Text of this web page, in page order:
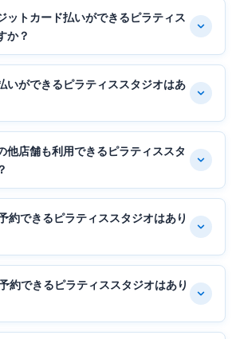
ットカード払いができるピラティス
か？
いができるピラティススタジオはあ
他店舗も利用できるピラティススタ
約できるピラティススタジオはあり
約できるピラティススタジオはあり